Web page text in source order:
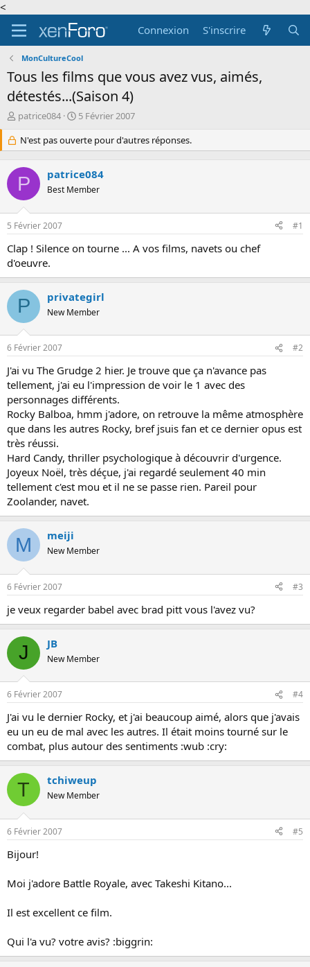
<
Connexion
S'inscrire
MonCultureCool
Tous les films que vous avez vus, aimés,
détestés...(Saison 4)
A
e
u
r
d
e
l
a
i
s
c
u
s
s
o
n
patrice084
D
t
e
e
d
b
5 Février 2007
N'est pas ouverte pour d'autres réponses.
P patrice084
Best Member
5 Février 2007 #1
Clap ! Silence on tourne ... A vos films, navets ou chef
d'oeuvre.
P privategirl
New Member
6 Février 2007 #2
J'ai vu The Grudge 2 hier. Je trouve que ça n'avance pas
tellement, j'ai eu l'impression de voir le 1 avec des
personnages différents.
Rocky Balboa, hmm j'adore, on retrouve la même atmosphère
que dans les autres Rocky, bref jsuis fan et ce dernier opus est
très réussi.
Hard Candy, thriller psychologique à découvrir d'urgence.
Joyeux Noël, très déçue, j'ai regardé seulement 40 min
tellement c'est mou et il ne se passe rien. Pareil pour
Zoolander, navet.
M meiji
New Member
6 Février 2007 #3
je veux regarder babel avec brad pitt vous l'avez vu?
J JB
New Member
6 Février 2007 #4
J'ai vu le dernier Rocky, et j'ai beaucoup aimé, alors que j'avais
eu un eu de mal avec les autres. Il était moins tourné sur le
combat, plus autour des sentiments :wub :cry:
T tchiweup
New Member
6 Février 2007 #5
Bijour!
Moi j'adore Battle Royale, avec Takeshi Kitano...
Il est excellent ce film.
Qui l'a vu? votre avis? :biggrin: